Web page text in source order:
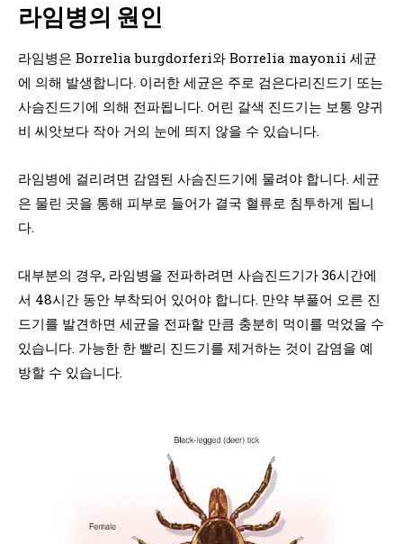
라임병의 원인
라임병은 Borrelia burgdorferi와 Borrelia mayonii 세균
에 의해 발생합니다. 이러한 세균은 주로 검은다리진드기 또는
사슴진드기에 의해 전파됩니다. 어린 갈색 진드기는 보통 양귀
비 씨앗보다 작아 거의 눈에 띄지 않을 수 있습니다.
라임병에 걸리려면 감염된 사슴진드기에 물려야 합니다. 세균
은 물린 곳을 통해 피부로 들어가 결국 혈류로 침투하게 됩니
다.
대부분의 경우, 라임병을 전파하려면 사슴진드기가 36시간에
서 48시간 동안 부착되어 있어야 합니다. 만약 부풀어 오른 진
드기를 발견하면 세균을 전파할 만큼 충분히 먹이를 먹었을 수
있습니다. 가능한 한 빨리 진드기를 제거하는 것이 감염을 예
방할 수 있습니다.